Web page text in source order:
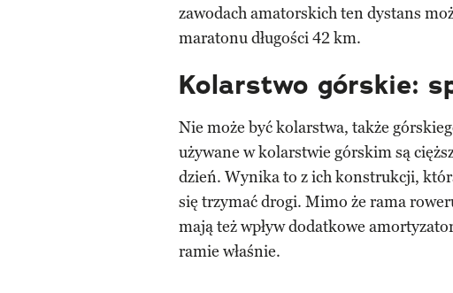
zawodach amatorskich ten dystans
maratonu długości 42 km.
Kolarstwo górskie:
Nie może być kolarstwa, także
używane w kolarstwie górskim są
dzień. Wynika to z ich konstrukcji,
się trzymać drogi. Mimo że rama
mają też wpływ dodatkowe
ramie właśnie.